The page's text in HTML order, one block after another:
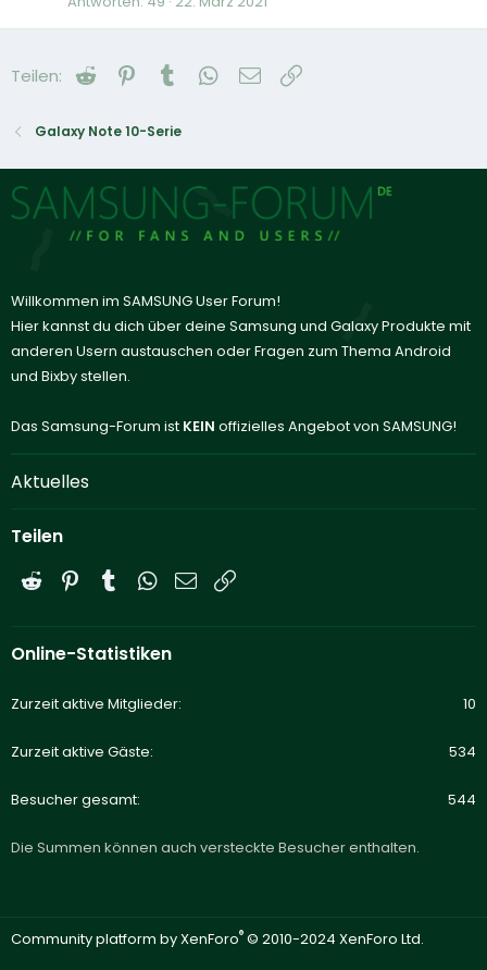
Teilen: Reddit Pinterest
Tumblr WhatsApp
E-Mail
Galaxy Note 10-Serie
Willkommen im SAMSUNG User Forum!
Hier kannst du dich über deine Samsung und Galaxy Produkte mit
anderen Usern austauschen oder Fragen zum Thema Android
und Bixby stellen.
Das Samsung-Forum ist KEIN offizielles Angebot von SAMSUNG!
Aktuelles
Teilen
Reddit PinterestTumblrWhatsApp
E-Mail
Online-Statistiken
Zurzeit aktive Mitglieder 10
Zurzeit aktive Gäste 534
Besucher gesamt 544
Die Summen können auch versteckte Besucher enthalten.
Community platform by XenForo® © 2010-2024 XenForo Ltd.